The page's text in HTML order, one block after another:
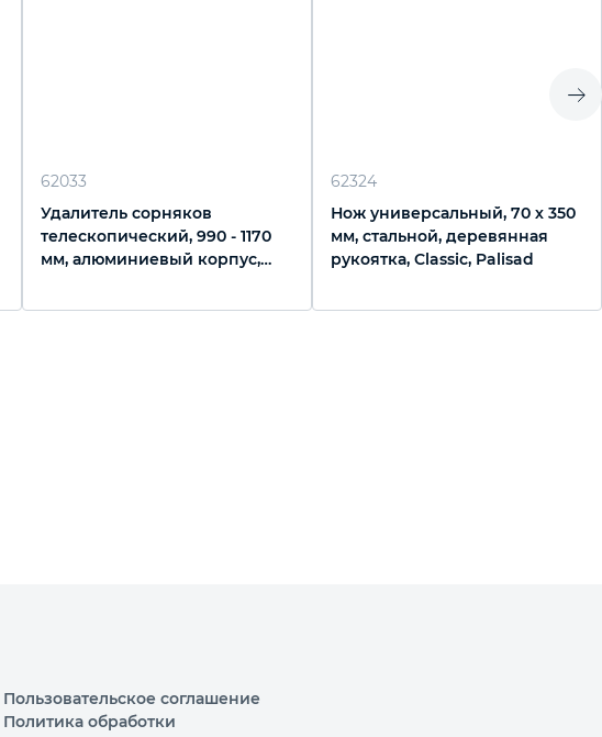
62033
Удалитель сорняков
телескопический, 990 - 1170
мм, алюминиевый корпус,
62324
Нож универсальный, 70 х 350
мм, стальной, деревянная
рукоятка, Classic, Palisad
Пользовательское соглашение
Политика обработки